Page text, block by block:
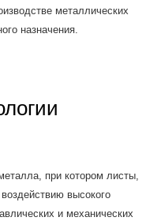
металлических
назначения.
при котором листы,
высокого
и механических